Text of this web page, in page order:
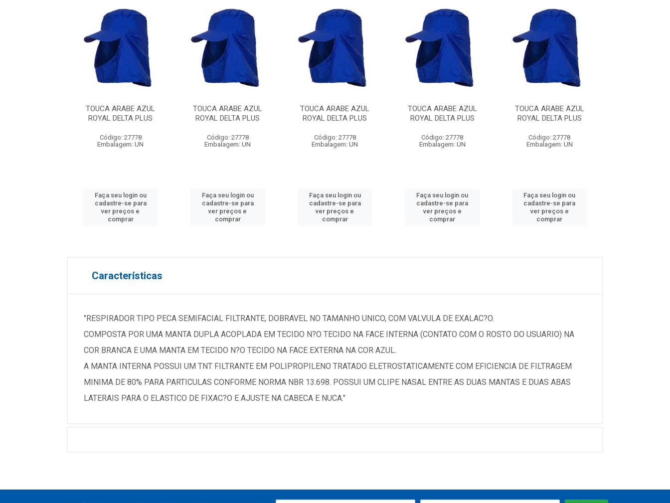
TOUCA ARABE AZUL
ROYAL DELTA PLUS
Código: 27778
Embalagem: UN
Faça seu login ou
cadastre-se para
ver preços e
comprar
TOUCA ARABE AZUL
ROYAL DELTA PLUS
Código: 27778
Embalagem: UN
Faça seu login ou
cadastre-se para
ver preços e
comprar
TOUCA ARABE AZUL
ROYAL DELTA PLUS
Código: 27778
Embalagem: UN
Faça seu login ou
cadastre-se para
ver preços e
comprar
TOUCA ARABE AZUL
ROYAL DELTA PLUS
Código: 27778
Embalagem: UN
Faça seu login ou
cadastre-se para
ver preços e
comprar
TOUCA ARABE AZUL
ROYAL DELTA PLUS
Código: 27778
Embalagem: UN
Faça seu login ou
cadastre-se para
ver preços e
comprar
Características
"RESPIRADOR TIPO PECA SEMIFACIAL FILTRANTE, DOBRAVEL NO TAMANHO UNICO, COM VALVULA DE EXALAC?O.
COMPOSTA POR UMA MANTA DUPLA ACOPLADA EM TECIDO N?O TECIDO NA FACE INTERNA (CONTATO COM O ROSTO DO USUARIO) NA
COR BRANCA E UMA MANTA EM TECIDO N?O TECIDO NA FACE EXTERNA NA COR AZUL.
A MANTA INTERNA POSSUI UM TNT FILTRANTE EM POLIPROPILENO TRATADO ELETROSTATICAMENTE COM EFICIENCIA DE FILTRAGEM
MINIMA DE 80% PARA PARTICULAS CONFORME NORMA NBR 13.698. POSSUI UM CLIPE NASAL ENTRE AS DUAS MANTAS E DUAS ABAS
LATERAIS PARA O ELASTICO DE FIXAC?O E AJUSTE NA CABECA E NUCA."